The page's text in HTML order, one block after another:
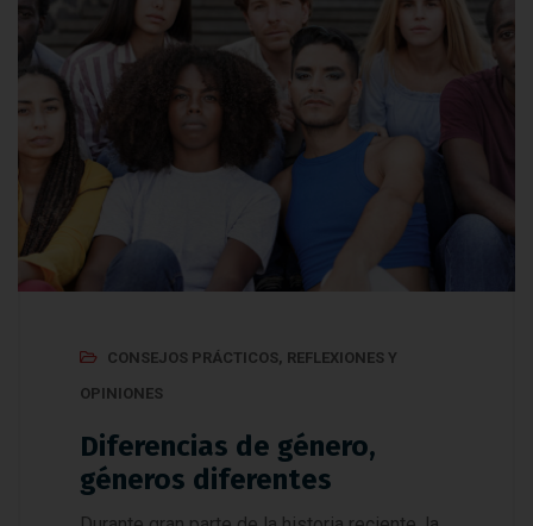
CONSEJOS PRÁCTICOS, REFLEXIONES Y
OPINIONES
Diferencias de género,
géneros diferentes